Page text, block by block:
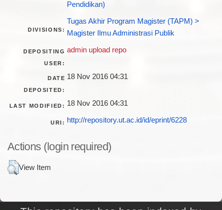
Pendidikan)
DIVISIONS:
Tugas Akhir Program Magister (TAPM) >
Magister Ilmu Administrasi Publik
DEPOSITING
USER:
admin upload repo
DATE
DEPOSITED:
18 Nov 2016 04:31
LAST MODIFIED: 18 Nov 2016 04:31
URI: http://repository.ut.ac.id/id/eprint/6228
Actions (login required)
View Item